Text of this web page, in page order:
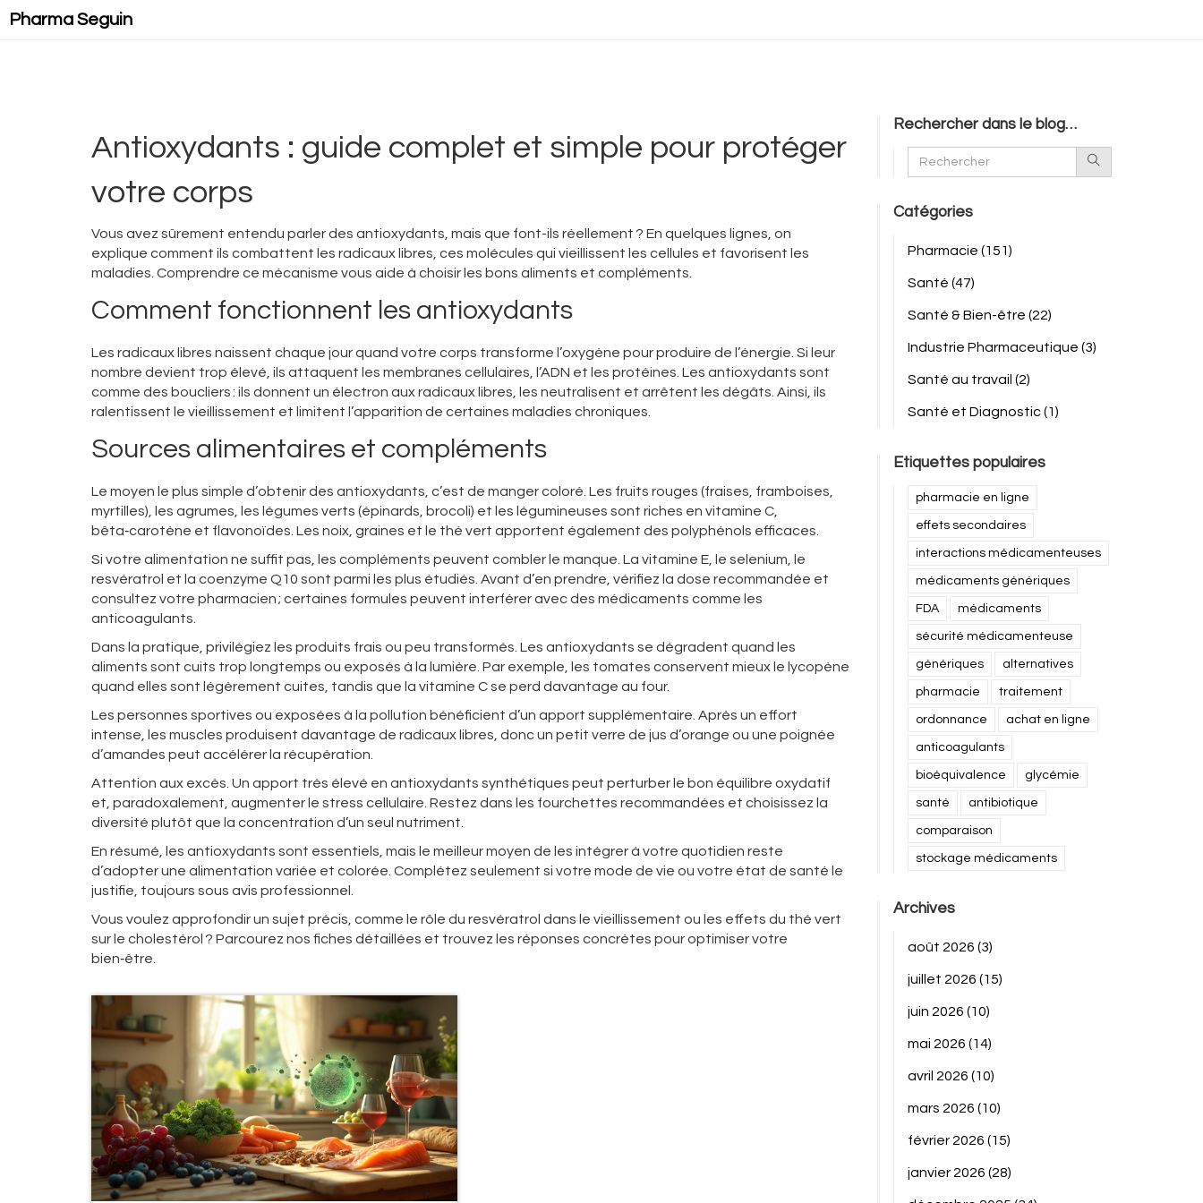
Pharma Seguin
Antioxydants : guide complet et simple pour protéger
votre corps
Vous avez sûrement entendu parler des antioxydants, mais que font-ils réellement ? En quelques lignes, on
explique comment ils combattent les radicaux libres, ces molécules qui vieillissent les cellules et favorisent les
maladies. Comprendre ce mécanisme vous aide à choisir les bons aliments et compléments.
Comment fonctionnent les antioxydants
Les radicaux libres naissent chaque jour quand votre corps transforme l’oxygène pour produire de l’énergie. Si leur
nombre devient trop élevé, ils attaquent les membranes cellulaires, l’ADN et les protéines. Les antioxydants sont
comme des boucliers : ils donnent un électron aux radicaux libres, les neutralisent et arrêtent les dégâts. Ainsi, ils
ralentissent le vieillissement et limitent l’apparition de certaines maladies chroniques.
Sources alimentaires et compléments
Le moyen le plus simple d’obtenir des antioxydants, c’est de manger coloré. Les fruits rouges (fraises, framboises,
myrtilles), les agrumes, les légumes verts (épinards, brocoli) et les légumineuses sont riches en vitamine C,
bêta‑carotène et flavonoïdes. Les noix, graines et le thé vert apportent également des polyphénols efficaces.
Si votre alimentation ne suffit pas, les compléments peuvent combler le manque. La vitamine E, le selenium, le
resvératrol et la coenzyme Q10 sont parmi les plus étudiés. Avant d’en prendre, vérifiez la dose recommandée et
consultez votre pharmacien ; certaines formules peuvent interférer avec des médicaments comme les
anticoagulants.
Dans la pratique, privilégiez les produits frais ou peu transformés. Les antioxydants se dégradent quand les
aliments sont cuits trop longtemps ou exposés à la lumière. Par exemple, les tomates conservent mieux le lycopène
quand elles sont légèrement cuites, tandis que la vitamine C se perd davantage au four.
Les personnes sportives ou exposées à la pollution bénéficient d’un apport supplémentaire. Après un effort
intense, les muscles produisent davantage de radicaux libres, donc un petit verre de jus d’orange ou une poignée
d’amandes peut accélérer la récupération.
Attention aux excès. Un apport très élevé en antioxydants synthétiques peut perturber le bon équilibre oxydatif
et, paradoxalement, augmenter le stress cellulaire. Restez dans les fourchettes recommandées et choisissez la
diversité plutôt que la concentration d’un seul nutriment.
En résumé, les antioxydants sont essentiels, mais le meilleur moyen de les intégrer à votre quotidien reste
d’adopter une alimentation variée et colorée. Complétez seulement si votre mode de vie ou votre état de santé le
justifie, toujours sous avis professionnel.
Vous voulez approfondir un sujet précis, comme le rôle du resvératrol dans le vieillissement ou les effets du thé vert
sur le cholestérol ? Parcourez nos fiches détaillées et trouvez les réponses concrètes pour optimiser votre
bien‑être.
Rechercher dans le blog…
Catégories
Pharmacie (151)
Santé (47)
Santé & Bien-être (22)
Industrie Pharmaceutique (3)
Santé au travail (2)
Santé et Diagnostic(1)
Etiquettes populaires
pharmacie en ligne
effets secondaires
interactions médicamenteuses
médicaments génériques
FDA médicaments
sécurité médicamenteuse
génériques alternatives
pharmacie traitement
ordonnance achat en ligne
anticoagulants
bioéquivalence glycémie
santé antibiotique
comparaison
stockage médicaments
Archives
août 2026 (3)
juillet 2026 (15)
juin 2026 (10)
mai 2026 (14)
avril 2026 (10)
mars 2026 (10)
février 2026 (15)
janvier 2026 (28)